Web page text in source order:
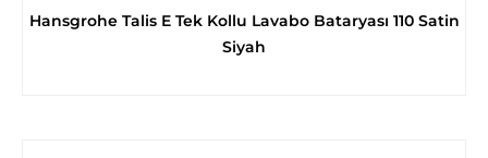
Hansgrohe Talis E Tek Kollu Lavabo Bataryası 110 Satin
Siyah